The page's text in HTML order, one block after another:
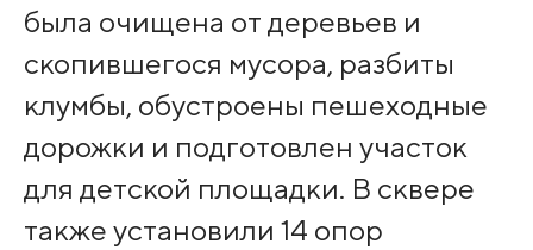
была очищена от деревьев и
скопившегося мусора, разбиты
клумбы, обустроены пешеходные
дорожки и подготовлен участок
для детской площадки. В сквере
также установили 14 опор